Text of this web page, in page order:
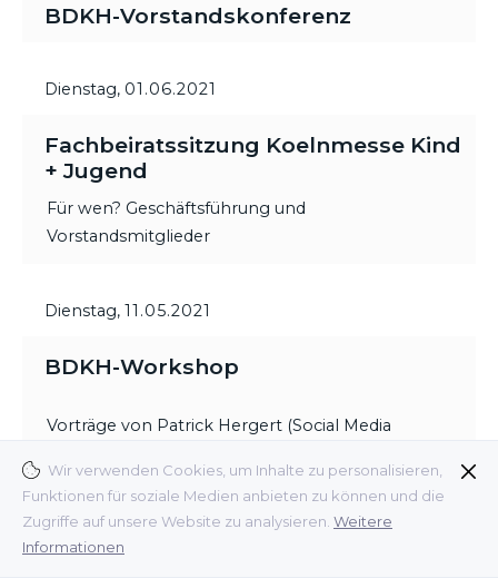
Wir verwenden Cookies, um Inhalte zu personalisieren,
Funktionen für soziale Medien anbieten zu können und die
Zugriffe auf unsere Website zu analysieren. Weitere
Informationen
BDKH-Vorstandskonferenz
Dienstag, 01.06.2021
Fachbeiratssitzung Koelnmesse Kind
+ Jugend
Für wen? Geschäftsführung und
Vorstandsmitglieder
Dienstag, 11.05.2021
BDKH-Workshop
Vorträge von Patrick Hergert (Social Media
Dr. Stefano Armandi (Interconnection Consulting).
Für wen? Mitglieder und Fördermitglieder,
Interessenten für eine Mitgliedschaft